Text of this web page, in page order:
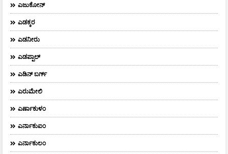
ಎಜುಕೋನ್
ಎಡಕ್ಕರ
ಎಡನೀರು
ಎಡಪ್ಪಾಲ್
ಎಡಿನ್ ಬರ್ಗ್
ಎರುಮೇಲಿ
ಎರ್ಣಾಕುಳಂ
ಎರ್ನಾಕುಐಂ
ಎರ್ನಾಕುಲಂ